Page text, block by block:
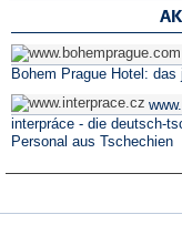
Bohem Prague Hotel:
interpráce - die deutsch-
Personal aus Tschechien